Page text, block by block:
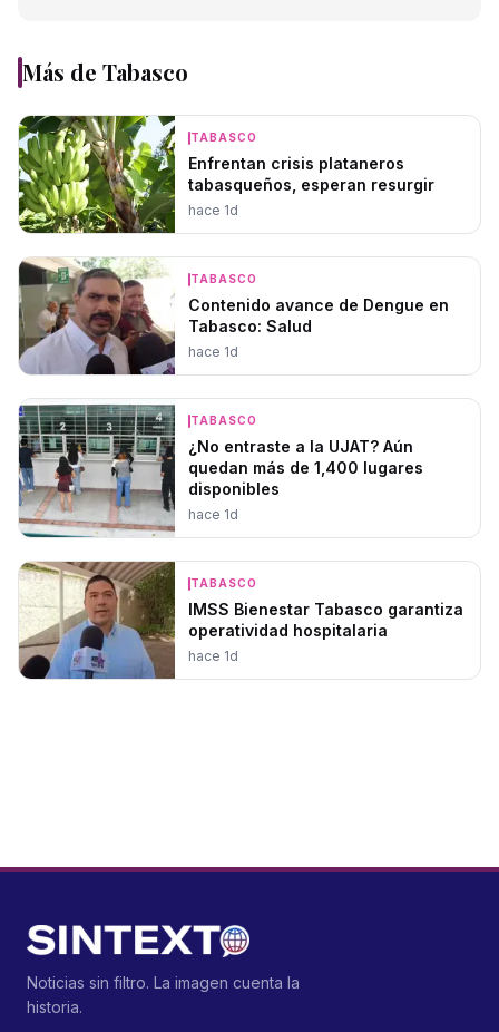
Más de Tabasco
TABASCO
Enfrentan crisis plataneros
tabasqueños, esperan resurgir
hace 1d
TABASCO
Contenido avance de Dengue en
Tabasco: Salud
hace 1d
TABASCO
¿No entraste a la UJAT? Aún
quedan más de 1,400 lugares
disponibles
hace 1d
TABASCO
IMSS Bienestar Tabasco garantiza
operatividad hospitalaria
hace 1d
Noticias sin filtro. La imagen cuenta la
historia.